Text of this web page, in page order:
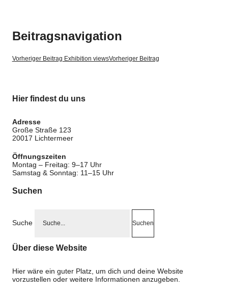
Jörg Hommer
Henrik Jacob
Matthias Mayer
Karen Scheper
Beitragsnavigation
Vorheriger Beitrag Exhibition viewsVorheriger Beitrag
Hier findest du uns
Adresse
Große Straße 123
20017 Lichtermeer
Öffnungszeiten
Montag – Freitag: 9–17 Uhr
Samstag & Sonntag: 11–15 Uhr
Suchen
Suche
Über diese Website
Hier wäre ein guter Platz, um dich und deine Website
vorzustellen oder weitere Informationen anzugeben.